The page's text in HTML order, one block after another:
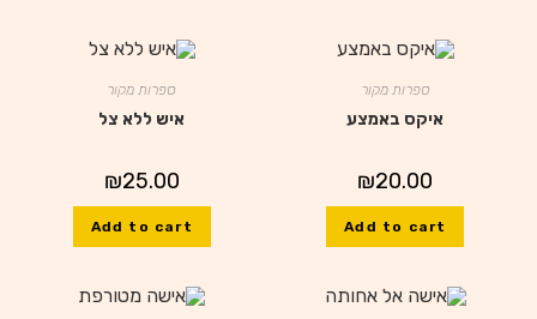
ספרות מקור
איקס באמצע
₪20.00
Add to cart
ספרות מקור
איש ללא צל
₪25.00
Add to cart